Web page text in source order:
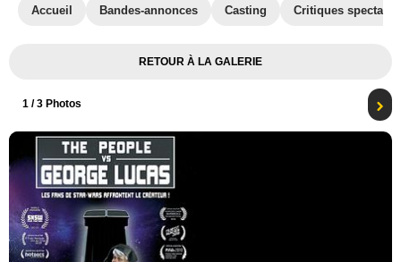
Accueil Bandes-annonces Casting Critiques
RETOUR À LA GALERIE
1 / 3 Photos